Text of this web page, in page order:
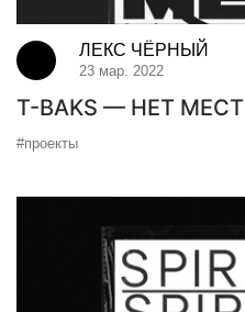
ЛЕКС ЧЁРНЫЙ
23 мар. 2022
T-BAKS — НЕТ МЕСТ
#проекты